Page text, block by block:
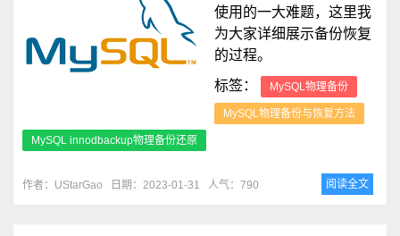
使用的一大难题，这里我
为大家详细展示备份恢复
的过程。
标签：
MySQL物理备份
MySQL物理备份与恢复方法
MySQL innodbackup物理备份还原
作者：UStarGao 日期：2023-01-31 人气：790 阅读全文